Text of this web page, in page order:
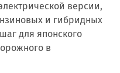
версии,
и гибридных
для японского
в